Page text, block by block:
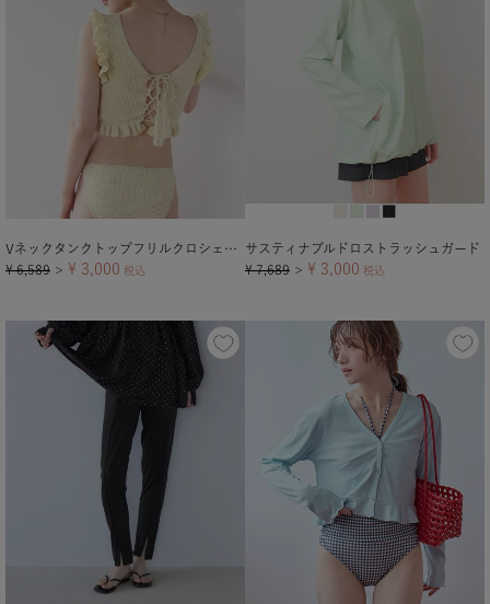
Vネックタンクトップフリルクロシェビキニ/水着
¥ 6,589 ＞ ¥ 3,000 税込
サスティナブルドロストラッシュガード
¥ 7,689 ＞ ¥ 3,000 税込